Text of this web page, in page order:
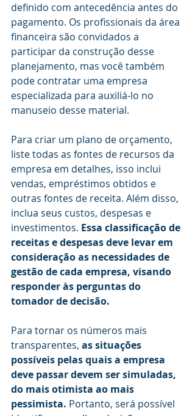
definido com antecedência antes do
pagamento. Os profissionais da área
financeira são convidados a
participar da construção desse
planejamento, mas você também
pode contratar uma empresa
especializada para auxiliá-lo no
manuseio desse material.
Para criar um plano de orçamento,
liste todas as fontes de recursos da
empresa em detalhes, isso inclui
vendas, empréstimos obtidos e
outras fontes de receita. Além disso,
inclua seus custos, despesas e
investimentos. Essa classificação de
receitas e despesas deve levar em
consideração as necessidades de
gestão de cada empresa, visando
responder às perguntas do
tomador de decisão.
Para tornar os números mais
transparentes, as situações
possíveis pelas quais a empresa
deve passar devem ser simuladas,
do mais otimista ao mais
pessimista. Portanto, será possível